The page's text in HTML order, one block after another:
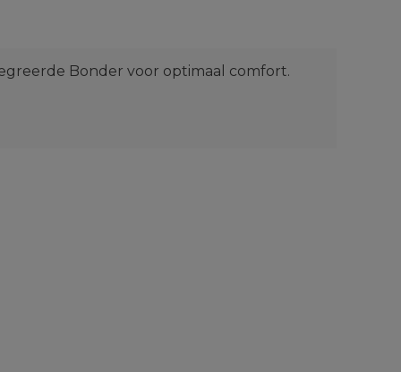
Bonder voor optimaal comfort.